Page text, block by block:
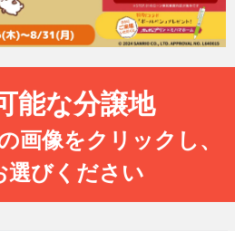
能な分譲地
画像をクリックし、
選びください